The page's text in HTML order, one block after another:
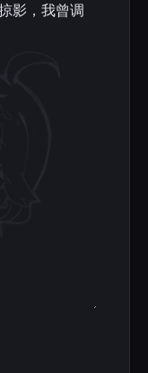
影，我曾调